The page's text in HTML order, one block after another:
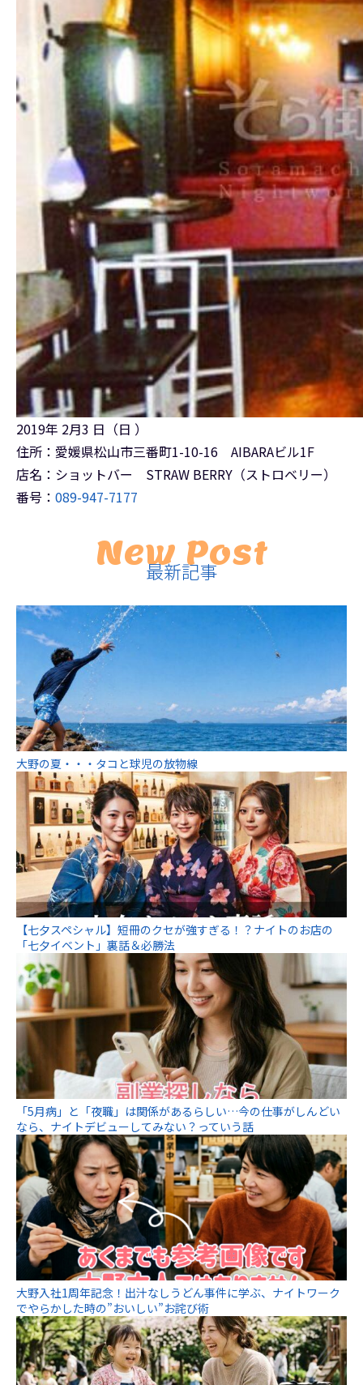
2019年 2月3 日（日 ）
住所：愛媛県松山市三番町1-10-16 AIBARAビル1F
店名：ショットバー STRAW BERRY（ストロベリー）
番号： 089-947-7177
New Post
最新記事
大野の夏・・・タコと球児の放物線
【七夕スペシャル】短冊のクセが強すぎる！？ナイトのお店の
「七夕イベント」裏話＆必勝法
「5月病」と「夜職」は関係があるらしい…今の仕事がしんどい
なら、ナイトデビューしてみない？っていう話
大野入社1周年記念！出汁なしうどん事件に学ぶ、ナイトワーク
でやらかした時の”おいしい”お詫び術